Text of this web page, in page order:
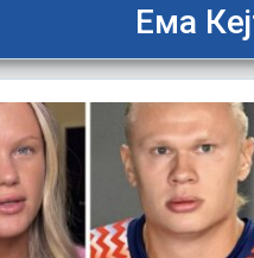
Ема